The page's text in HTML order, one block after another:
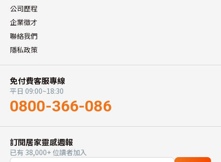
公司歷程
企業徵才
聯絡我們
隱私政策
免付費客服專線
平日 09:00~18:30
0800-366-086
訂閱居家靈感週報
已有 38,000+ 位讀者加入